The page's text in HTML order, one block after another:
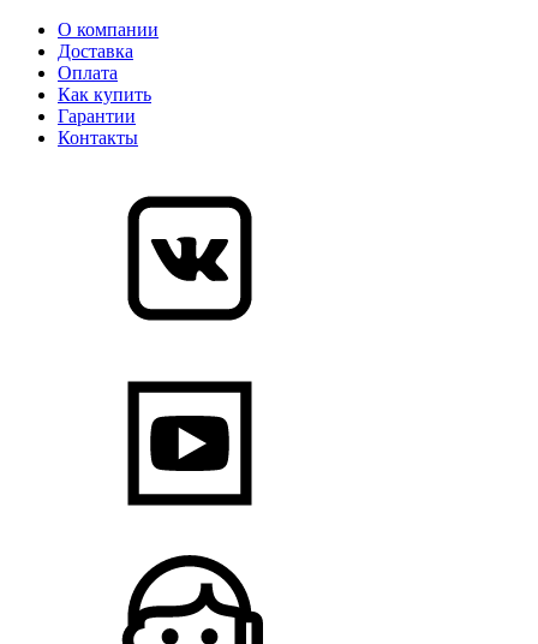
О компании
Доставка
Оплата
Как купить
Гарантии
Контакты